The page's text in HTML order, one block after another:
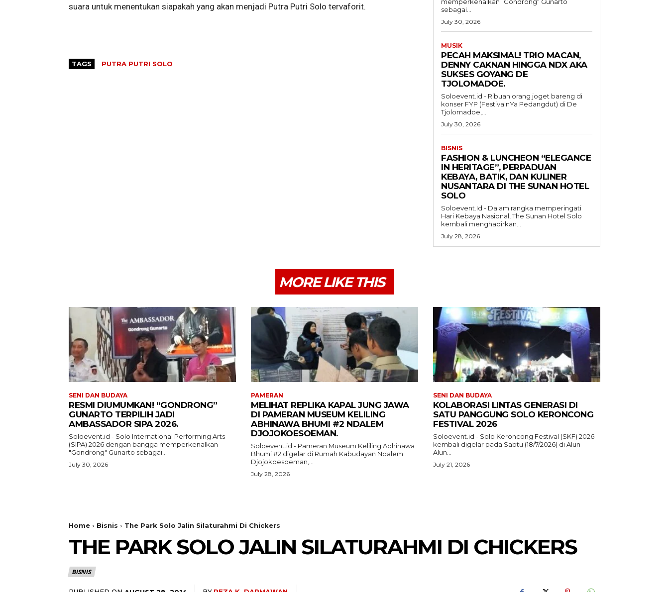
suara untuk menentukan siapakah yang akan menjadi Putra Putri Solo tervaforit.
TAGS PUTRA PUTRI SOLO
memperkenalkan "Gondrong" Gunarto
sebagai...
July 30, 2026
MUSIK
PECAH MAKSIMAL! TRIO MACAN,
DENNY CAKNAN HINGGA NDX AKA
SUKSES GOYANG DE
TJOLOMADOE.
Soloevent.id - Ribuan orang joget bareng di
konser FYP (FestivalnYa Pedangdut) di De
Tjolomadoe,...
July 30, 2026
BISNIS
FASHION & LUNCHEON “ELEGANCE
IN HERITAGE”, PERPADUAN
KEBAYA, BATIK, DAN KULINER
NUSANTARA DI THE SUNAN HOTEL
SOLO
Soloevent.Id - Dalam rangka memperingati
Hari Kebaya Nasional, The Sunan Hotel Solo
kembali menghadirkan...
July 28, 2026
MORE LIKE THIS
SENI DAN BUDAYA
RESMI DIUMUMKAN! “GONDRONG”
GUNARTO TERPILIH JADI
AMBASSADOR SIPA 2026.
Soloevent.id - Solo International Performing Arts
(SIPA) 2026 dengan bangga memperkenalkan
"Gondrong" Gunarto sebagai...
July 30, 2026
PAMERAN
MELIHAT REPLIKA KAPAL JUNG JAWA
DI PAMERAN MUSEUM KELILING
ABHINAWA BHUMI #2 NDALEM
DJOJOKOESOEMAN.
Soloevent.id - Pameran Museum Keliling Abhinawa
Bhumi #2 digelar di Rumah Kabudayan Ndalem
Djojokoesoeman,...
July 28, 2026
SENI DAN BUDAYA
KOLABORASI LINTAS GENERASI DI
SATU PANGGUNG SOLO KERONCONG
FESTIVAL 2026
Soloevent.id - Solo Keroncong Festival (SKF) 2026
kembali digelar pada Sabtu (18/7/2026) di Alun-
Alun...
July 21, 2026